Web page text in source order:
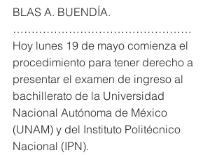
BLAS A. BUENDÍA.
…………………………………………
Hoy lunes 19 de mayo comienza el
procedimiento para tener derecho a
presentar el examen de ingreso al
bachillerato de la Universidad
Nacional Autónoma de México
(UNAM) y del Instituto Politécnico
Nacional (IPN).